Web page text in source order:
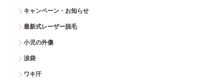
キャンペーン・お知らせ
最新式レーザー脱毛
小児の外傷
涙袋
ワキ汗